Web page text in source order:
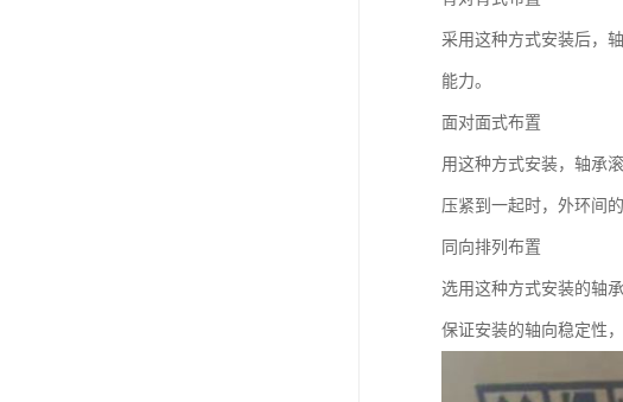
采用这种方式安装后，
能力。
面对面式布置
用这种方式安装，轴承
压紧到一起时，外环间
同向排列布置
选用这种方式安装的轴
保证安装的轴向稳定性